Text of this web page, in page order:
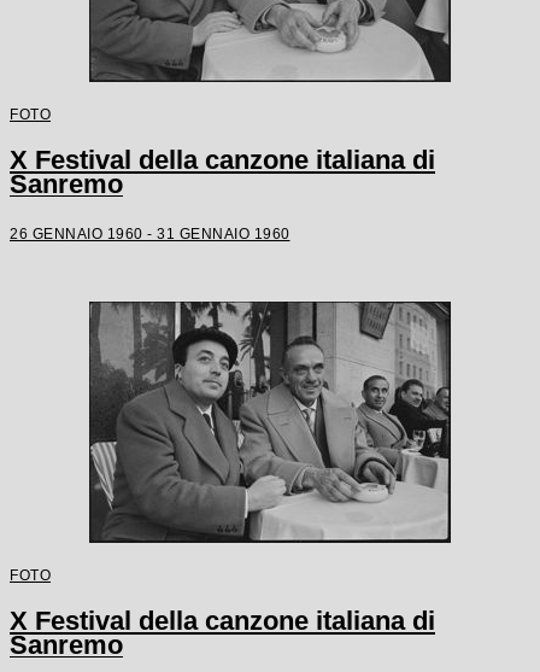
FOTO
X Festival della canzone italiana di
Sanremo
26 GENNAIO 1960 - 31 GENNAIO 1960
FOTO
X Festival della canzone italiana di
Sanremo